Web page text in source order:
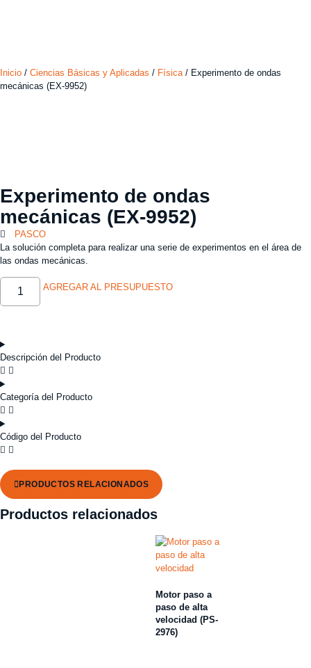
Inicio / Ciencias Básicas y Aplicadas / Física/ Experimento de ondas
mecánicas (EX-9952)
Experimento de ondas
mecánicas (EX-9952)
PASCO
La solución completa para realizar una serie de experimentos en el área de
las ondas mecánicas.
AGREGAR AL PRESUPUESTO
Descripción del Producto
Categoría del Producto
Código del Producto
PRODUCTOS RELACIONADOS
Productos relacionados
Motor paso a
paso de alta
velocidad (PS-
2976)